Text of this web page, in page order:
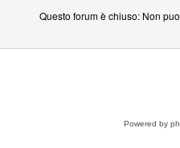
Questo forum è chiuso: Non
Powered by